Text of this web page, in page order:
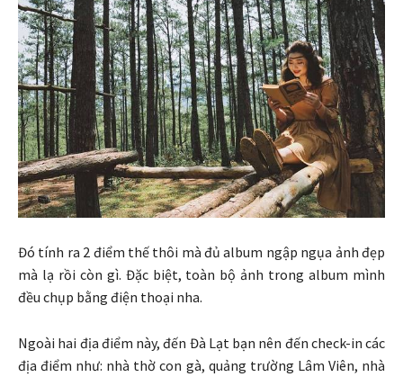
Đó tính ra 2 điểm thế thôi mà đủ album ngập ngụa ảnh đẹp
mà lạ rồi còn gì. Đặc biệt, toàn bộ ảnh trong album mình
đều chụp bằng điện thoại nha.
Ngoài hai địa điểm này, đến Đà Lạt bạn nên đến check-in các
địa điểm như: nhà thờ con gà, quảng trường Lâm Viên, nhà